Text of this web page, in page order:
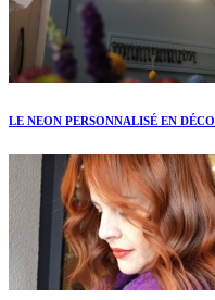
LE NEON PERSONNALISÉ EN DÉCO